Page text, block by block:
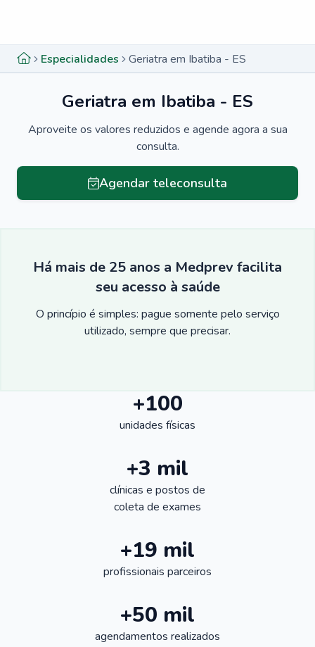
Especialidades Geriatra em Ibatiba - ES
Geriatra em Ibatiba - ES
Aproveite os valores reduzidos e agende agora a sua
consulta.
Agendar teleconsulta
Há mais de 25 anos a Medprev facilita
seu acesso à saúde
O princípio é simples: pague somente pelo serviço
utilizado, sempre que precisar.
+100
unidades físicas
+3 mil
clínicas e postos de
coleta de exames
+19 mil
profissionais parceiros
+50 mil
agendamentos realizados